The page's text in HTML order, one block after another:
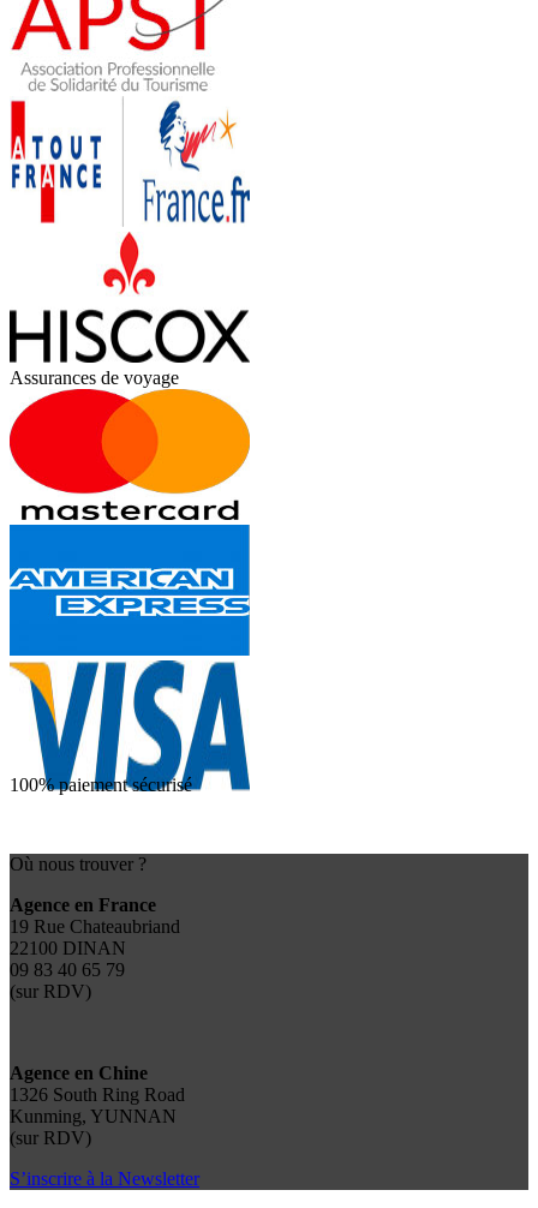
Assurances de voyage
100% paiement sécurisé
Où nous trouver ?
Agence en France
19 Rue Chateaubriand
22100 DINAN
09 83 40 65 79
(sur RDV)
Agence en Chine
1326 South Ring Road
Kunming, YUNNAN
(sur RDV)
S’inscrire à la Newsletter